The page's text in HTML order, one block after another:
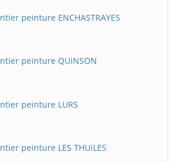
peinture ENCHASTRAYES
peinture QUiNSON
peinture LURS
peinture LES THUiLES